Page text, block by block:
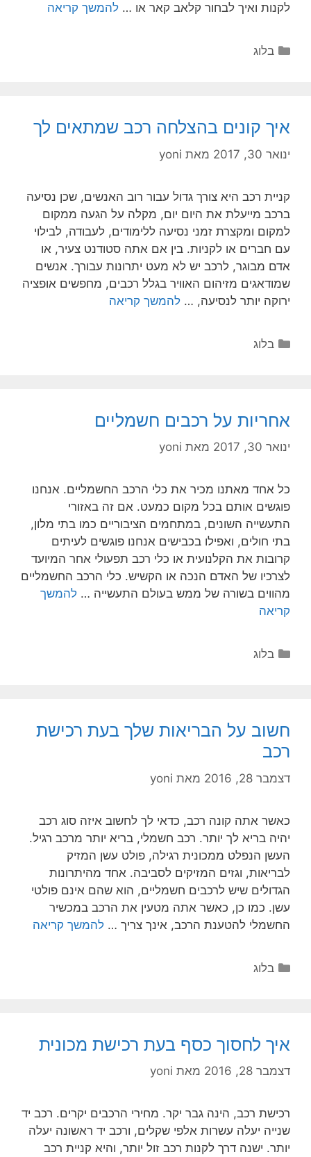
לקנות ואיך לבחור קלאב קאר או …להמשך קריאה
בלוג
איך קונים בהצלחה רכב שמתאים לך
ינואר 30, 2017 מאתyoni
קניית רכב היא צורך גדול עבור רוב האנשים, שכן נסיעה
ברכב מייעלת את היום יום, מקלה על הגעה ממקום
למקום ומקצרת זמני נסיעה ללימודים, לעבודה, לבילוי
עם חברים או לקניות. בין אם אתה סטודנט צעיר, או
אדם מבוגר, לרכב יש לא מעט יתרונות עבורך. אנשים
שמודאגים מזיהום האוויר בגלל רכבים, מחפשים אופציה
ירוקה יותר לנסיעה, …להמשך קריאה
בלוג
אחריות על רכבים חשמליים
ינואר 30, 2017 מאתyoni
כל אחד מאתנו מכיר את כלי הרכב החשמליים. אנחנו
פוגשים אותם בכל מקום כמעט. אם זה באזורי
התעשייה השונים, במתחמים הציבוריים כמו בתי מלון,
בתי חולים, ואפילו בכבישים אנחנו פוגשים לעיתים
קרובות את הקלנועית או כלי רכב תפעולי אחר המיועד
לצרכיו של האדם הנכה או הקשיש. כלי הרכב החשמליים
מהווים בשורה של ממש בעולם התעשייה …להמשך
קריאה
בלוג
חשוב על הבריאות שלך בעת רכישת
רכב
דצמבר 28, 2016 מאתyoni
כאשר אתה קונה רכב, כדאי לך לחשוב איזה סוג רכב
יהיה בריא לך יותר. רכב חשמלי, בריא יותר מרכב רגיל.
העשן הנפלט ממכונית רגילה, פולט עשן המזיק
לבריאות, וגזים המזיקים לסביבה. אחד מהיתרונות
הגדולים שיש לרכבים חשמליים, הוא שהם אינם פולטי
עשן. כמו כן, כאשר אתה מטעין את הרכב במכשיר
החשמלי להטענת הרכב, אינך צריך …להמשך קריאה
בלוג
איך לחסוך כסף בעת רכישת מכונית
דצמבר 28, 2016 מאתyoni
רכישת רכב, הינה גבר יקר. מחירי הרכבים יקרים. רכב יד
שנייה יעלה עשרות אלפי שקלים, ורכב יד ראשונה יעלה
יותר. ישנה דרך לקנות רכב זול יותר, והיא קניית רכב